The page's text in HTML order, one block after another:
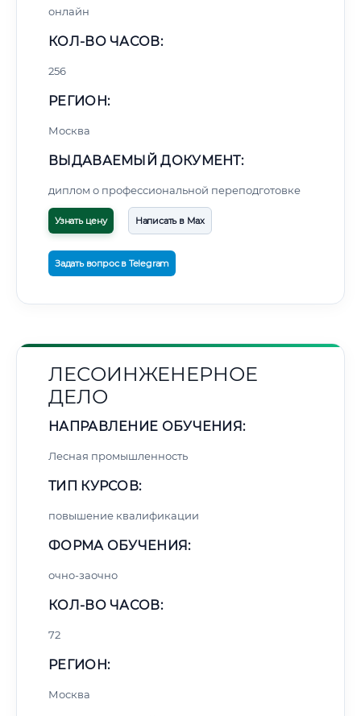
онлайн
КОЛ-ВО ЧАСОВ:
256
РЕГИОН:
Москва
ВЫДАВАЕМЫЙ ДОКУМЕНТ:
диплом о профессиональной переподготовке
Узнать цену Написать в Max
Задать вопрос в Telegram
ЛЕСОИНЖЕНЕРНОЕ
ДЕЛО
НАПРАВЛЕНИЕ ОБУЧЕНИЯ:
Лесная промышленность
ТИП КУРСОВ:
повышение квалификации
ФОРМА ОБУЧЕНИЯ:
очно-заочно
КОЛ-ВО ЧАСОВ:
72
РЕГИОН:
Москва